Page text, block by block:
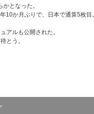
撮影OK！）
通：各日程400名、合計1,200名
事前抽選枠＞東京・大阪共通：各
ン入りポスタープレゼント
となった。
10か月ぶりで、日本で通算5枚目。
アルも公開された。
とう。